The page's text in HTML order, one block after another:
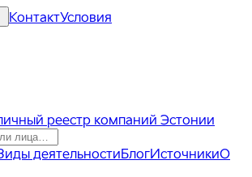
КонтактУсловия
реестр компаний Эстонии
деятельностиБлогИсточникиО